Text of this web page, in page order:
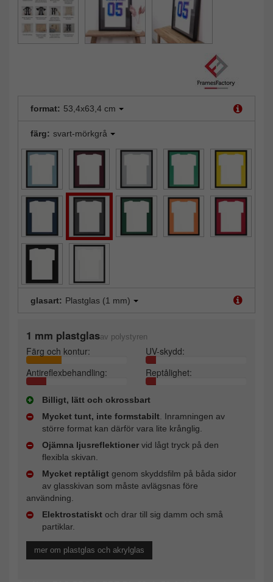
format: 53,4x63,4 cm
färg: svart-mörkgrå
glasart: Plastglas (1 mm)
1 mm plastglasav polystyren
Färg och kontur:
UV-skydd:
Antireflexbehandling:
Reptålighet:
Billigt, lätt och okrossbart
Mycket tunt, inte formstabilt . Inramningen av
större format kan därför vara lite krånglig.
Ojämna ljusreflektioner vid lågt tryck på den
flexibla skivan.
Mycket reptåligt genom skyddsfilm på båda sidor
av glasskivan som måste avlägsnas före
användning.
Elektrostatiskt och drar till sig damm och små
partiklar.
mer om plastglas och akrylglas